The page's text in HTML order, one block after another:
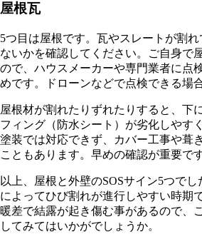
屋根瓦
5つ目は屋根です。瓦やスレートが割
ないかを確認してください。ご自身で
ので、ハウスメーカーや専門業者に点
めです。ドローンなどで点検できる場
屋根材が割れたりずれたりすると、下
フィング（防水シート）が劣化しやす
塗装では対応できず、カバー工事や葺
こともあります。早めの確認が重要です
以上、屋根と外壁のSOSサイン5つで
によってひび割れが進行しやすい時期
暖差で結露が起き傷む事があるので、
してみてはいかがでしょうか。